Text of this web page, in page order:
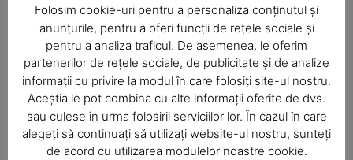
SUBSCRIBE NOW
Folosim cookie-uri pentru a personaliza conținutul și
anunțurile, pentru a oferi funcții de rețele sociale și
pentru a analiza traficul. De asemenea, le oferim
partenerilor de rețele sociale, de publicitate și de analize
informații cu privire la modul în care folosiți site-ul nostru.
Aceștia le pot combina cu alte informații oferite de dvs.
sau culese în urma folosirii serviciilor lor. În cazul în care
alegeți să continuați să utilizați website-ul nostru, sunteți
de acord cu utilizarea modulelor noastre cookie.